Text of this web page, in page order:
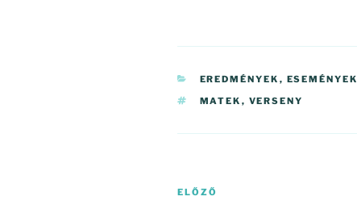
KATEGÓRIÁK
EREDMÉNYEK , ESEMÉNYEK
CÍMKÉK
MATEK , VERSENY
Bejegyzés
Korábbi
ELŐZŐ